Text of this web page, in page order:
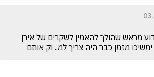
מזמן כבר היה צריך למ.. וק אותם